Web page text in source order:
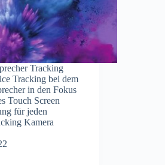
Tracking
Tracking bei dem
in den Fokus
Touch Screen
für jeden
Kamera